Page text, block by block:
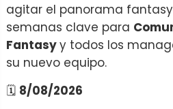
agitar el panorama
semanas clave para
Fantasyy todos los
su nuevo equipo.
🗓️ 8/08/2026